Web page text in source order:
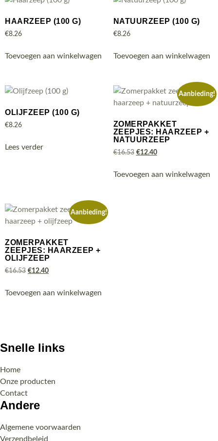
HAARZEEP (100 G)
€8.26
Toevoegen aan winkelwagen
NATUURZEEP (100 G)
€8.26
Toevoegen aan winkelwagen
OLIJFZEEP (100 G)
€8.26
Lees verder
Aanbieding!
ZOMERPAKKET
ZEEPJES: HAARZEEP +
NATUURZEEP
€16.53 €12.40
Toevoegen aan winkelwagen
Aanbieding!
ZOMERPAKKET
ZEEPJES: HAARZEEP +
OLIJFZEEP
€16.53 €12.40
Toevoegen aan winkelwagen
Snelle links
Home
Onze producten
Contact
Andere
Algemene voorwaarden
Verzendbeleid